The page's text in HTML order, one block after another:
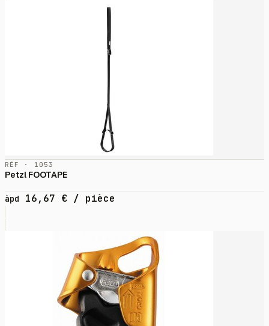
RÉF · 1053
Petzl FOOTAPE
àpd 16,67 € / pièce